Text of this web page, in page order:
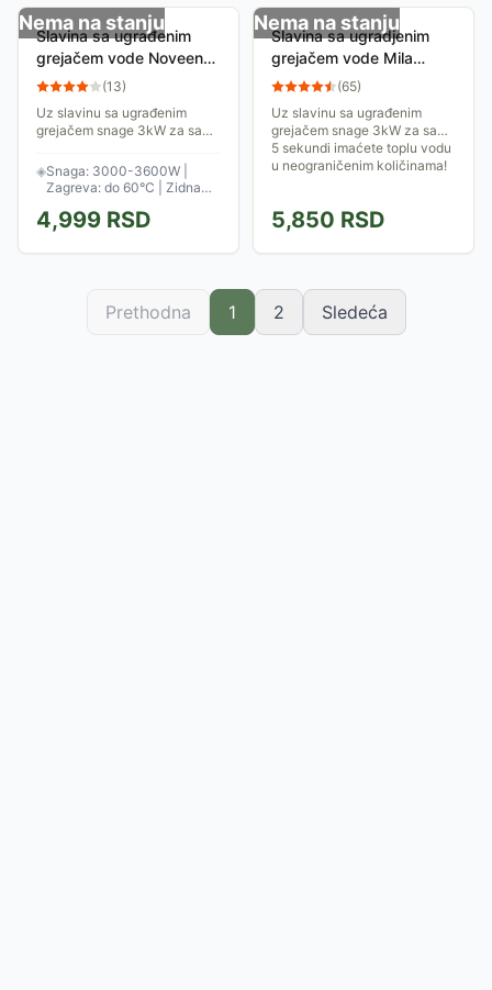
Nema na stanju
Slavina sa ugrađenim
grejačem vode Noveen
IWH150 (13)
Uz slavinu sa ugrađenim
grejačem snage 3kW za samo
toplu vodu u neograničenim
količinama! Ova slavina može
da zagreje vodu...
◈Snaga: 3000-3600W |
Zagreva: do 60°C | Zidna
4,999 RSD
Nema na stanju
Slavina sa ugradjenim
grejačem vode Mila
SYDR27 (65)
Uz slavinu sa ugrađenim
grejačem snage 3kW za samo
5 sekundi imaćete toplu vodu
u neograničenim količinama!
5,850 RSD
Prethodna 1 2 Sledeća